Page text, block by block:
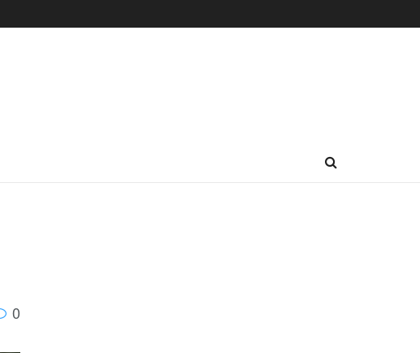
0